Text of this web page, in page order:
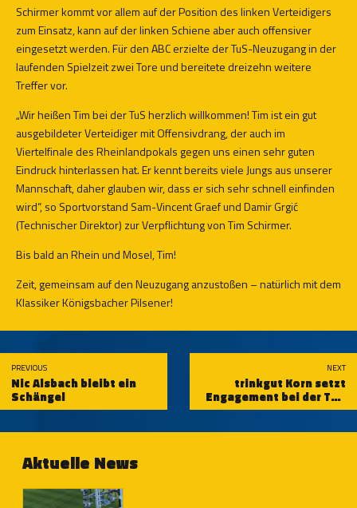
Schirmer kommt vor allem auf der Position des linken Verteidigers
zum Einsatz, kann auf der linken Schiene aber auch offensiver
eingesetzt werden. Für den ABC erzielte der TuS-Neuzugang in der
laufenden Spielzeit zwei Tore und bereitete dreizehn weitere
Treffer vor.
„Wir heißen Tim bei der TuS herzlich willkommen! Tim ist ein gut
ausgebildeter Verteidiger mit Offensivdrang, der auch im
Viertelfinale des Rheinlandpokals gegen uns einen sehr guten
Eindruck hinterlassen hat. Er kennt bereits viele Jungs aus unserer
Mannschaft, daher glauben wir, dass er sich sehr schnell einfinden
wird“, so Sportvorstand Sam-Vincent Graef und Damir Grgić
(Technischer Direktor) zur Verpflichtung von Tim Schirmer.
Bis bald an Rhein und Mosel, Tim!
Zeit, gemeinsam auf den Neuzugang anzustoßen – natürlich mit dem
Klassiker Königsbacher Pilsener!
PREVIOUS
Nic Alsbach bleibt ein
Schängel
NEXT
trinkgut Korn setzt
Engagement bei der TuS
Koblenz fort
Aktuelle News